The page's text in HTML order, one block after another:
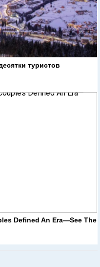
туристов
Defined An Era—See The